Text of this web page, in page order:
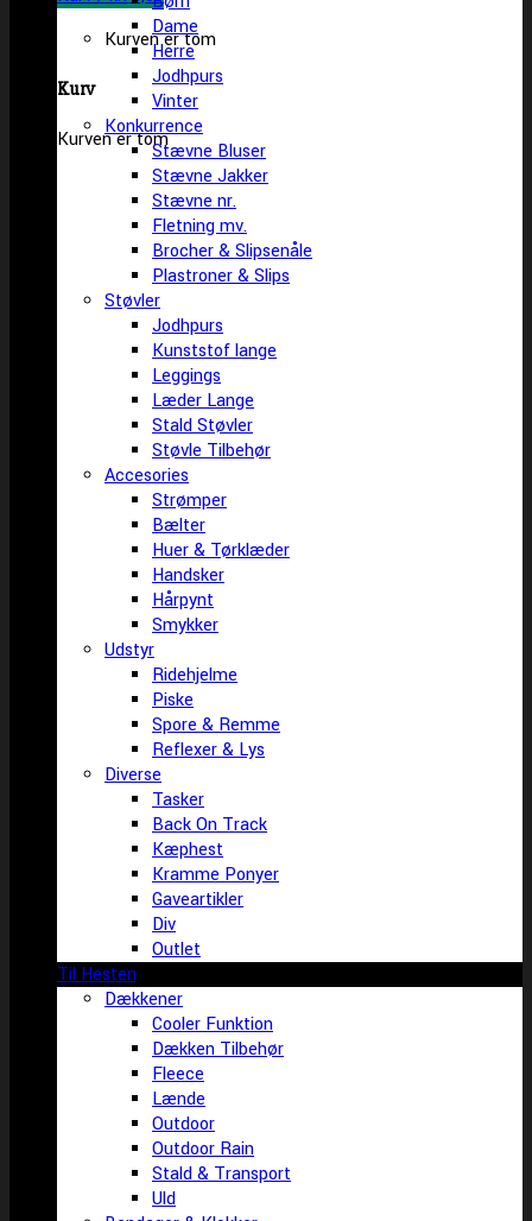
Kurven er tom
Kurv
Kurven er tom
Dame
Herre
Jodhpurs
Vinter
Konkurrence
Stævne Bluser
Stævne Jakker
Stævne nr.
Fletning mv.
Brocher & Slipsenåle
Plastroner & Slips
Støvler
Jodhpurs
Kunststof lange
Leggings
Læder Lange
Stald Støvler
Støvle Tilbehør
Accesories
Strømper
Bælter
Huer & Tørklæder
Handsker
Hårpynt
Smykker
Udstyr
Ridehjelme
Piske
Spore & Remme
Reflexer & Lys
Diverse
Tasker
Back On Track
Kæphest
Kramme Ponyer
Gaveartikler
Div
Outlet
Til Hesten
Dækkener
Cooler Funktion
Dækken Tilbehør
Fleece
Lænde
Outdoor
Outdoor Rain
Stald & Transport
Uld